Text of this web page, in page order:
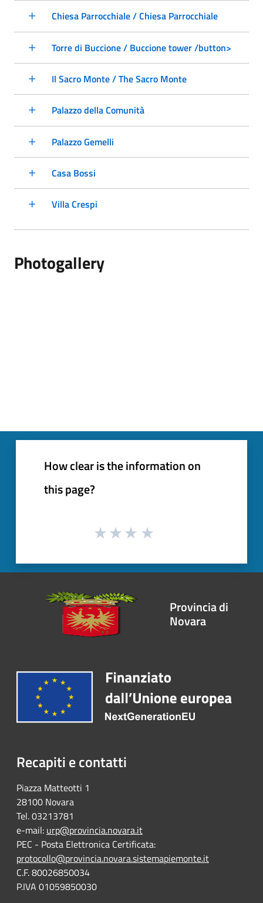
Chiesa Parrocchiale / Chiesa Parrocchiale
Torre di Buccione / Buccione tower /button>
Il Sacro Monte / The Sacro Monte
Palazzo della Comunità
Palazzo Gemelli
Casa Bossi
Villa Crespi
Photogallery
How clear is the information on
this page?
Provincia di
Novara
Recapiti e contatti
Piazza Matteotti 1
28100 Novara
Tel. 03213781
e-mail: urp@provincia.novara.it
PEC - Posta Elettronica Certificata:
protocollo@provincia.novara.sistemapiemonte.it
C.F. 80026850034
P.IVA 01059850030